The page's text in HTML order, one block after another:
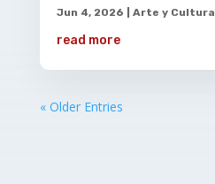
Jun 4, 2026 Arte y Cultura
read more
« Older Entries